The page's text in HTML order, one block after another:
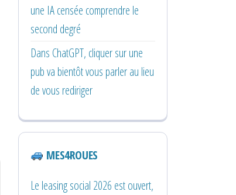
une IA censée comprendre le
second degré
Dans ChatGPT, cliquer sur une
pub va bientôt vous parler au lieu
de vous rediriger
MES4ROUES
Le leasing social 2026 est ouvert,